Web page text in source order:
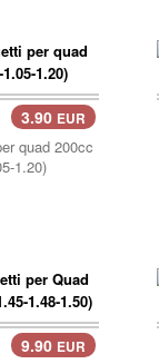
3.90 EUR
quad 200cc
1.20)
9.90 EUR